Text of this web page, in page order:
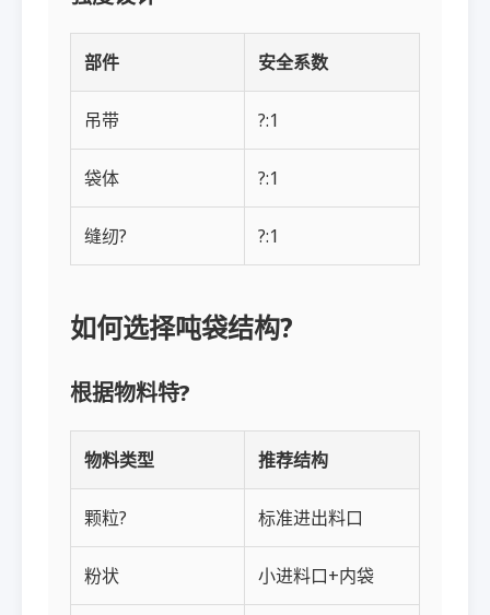
部件 安全系数
吊带 ?:1
袋体 ?:1
缝纫? ?:1
如何选择吨袋结构?
根据物料特?
物料类型 推荐结构
颗粒? 标准进出料口
粉状 小进料口+内袋